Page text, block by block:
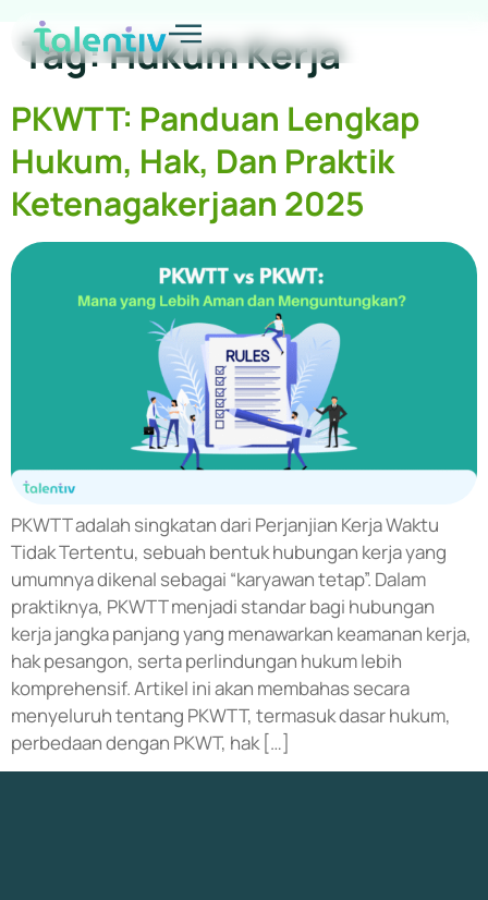
Tag:Hukum Kerja
PKWTT: Panduan Lengkap
Hukum, Hak, Dan Praktik
Ketenagakerjaan 2025
PKWTT adalah singkatan dari Perjanjian Kerja Waktu
Tidak Tertentu, sebuah bentuk hubungan kerja yang
umumnya dikenal sebagai “karyawan tetap”. Dalam
praktiknya, PKWTT menjadi standar bagi hubungan
kerja jangka panjang yang menawarkan keamanan kerja,
hak pesangon, serta perlindungan hukum lebih
komprehensif. Artikel ini akan membahas secara
menyeluruh tentang PKWTT, termasuk dasar hukum,
perbedaan dengan PKWT, hak […]